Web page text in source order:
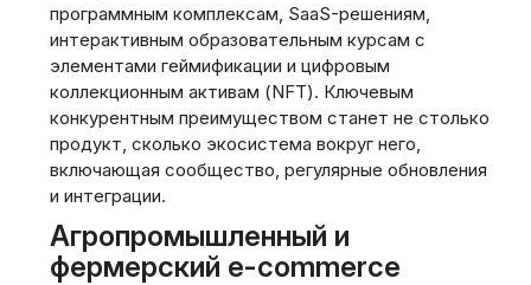
программным комплексам, SaaS-решениям,
интерактивным образовательным курсам с
элементами геймификации и цифровым
коллекционным активам (NFT). Ключевым
конкурентным преимуществом станет не столько
продукт, сколько экосистема вокруг него,
включающая сообщество, регулярные обновления
и интеграции.
Агропромышленный и
фермерский e-commerce